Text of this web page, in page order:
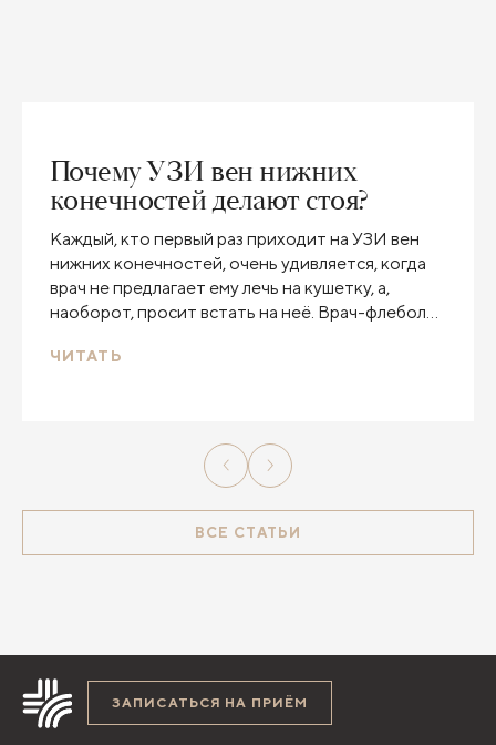
Почему УЗИ вен нижних
конечностей делают стоя?
Каждый, кто первый раз приходит на УЗИ вен
нижних конечностей, очень удивляется, когда
врач не предлагает ему лечь на кушетку, а,
наоборот, просит встать на неё. Врач-флеболог,
Леонидович Дука объясняет, почему только в
ЧИТАТЬ
ВСЕ СТАТЬИ
ЗАПИСАТЬСЯ НА ПРИЁМ